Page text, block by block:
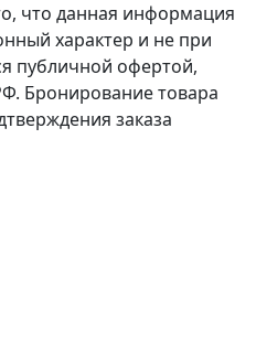
что данная информация
характер и не при
публичной офертой,
Бронирование товара
заказа